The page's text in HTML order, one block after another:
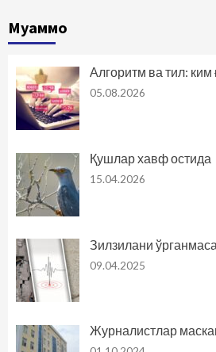
Муаммо
Алгоритм ва тил: ким
05.08.2026
Қушлар хавф остида
15.04.2026
Зилзилани
09.04.2025
Журналистлар